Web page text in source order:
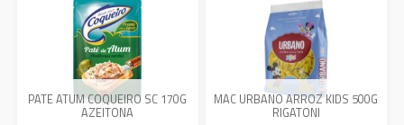
PATE ATUM COQUEIRO SC 170G
AZEITONA
MAC URBANO ARROZ KIDS 500G
RIGATONI